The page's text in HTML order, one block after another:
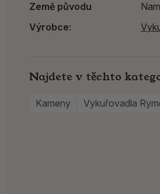
Země původu
Výrobce:
Najdete v těchto
Kameny Vykuřovadla